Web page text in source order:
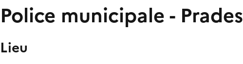
Police municipale - Prades
Lieu